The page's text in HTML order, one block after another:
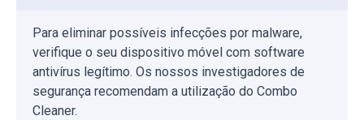
Para eliminar possíveis infecções por malware,
verifique o seu dispositivo móvel com software
antivírus legítimo. Os nossos investigadores de
segurança recomendam a utilização do Combo
Cleaner.